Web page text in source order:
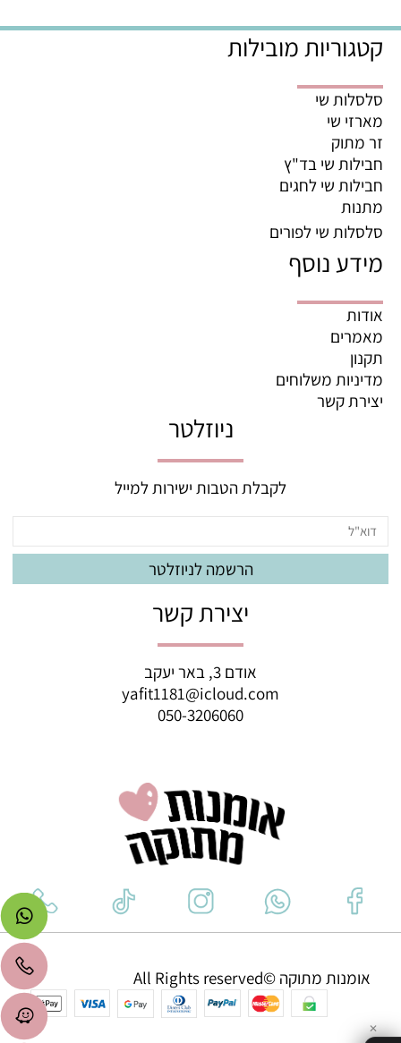
קטגוריות מובילות
סלסלות שי
מארזי שי
זר מתוק
חבילות שי בד"ץ
חבילות שי לחגים
מתנות
סלסלות שי לפורים
מידע נוסף
אודות
מאמרים
תקנון
מדיניות משלוחים
יצירת קשר
ניוזלטר
לקבלת הטבות ישירות למייל
יצירת קשר
אודם 3, באר יעקב
yafit1181@icloud.com
050-3206060
אומנות מתוקה ©All Rights reserved
✕